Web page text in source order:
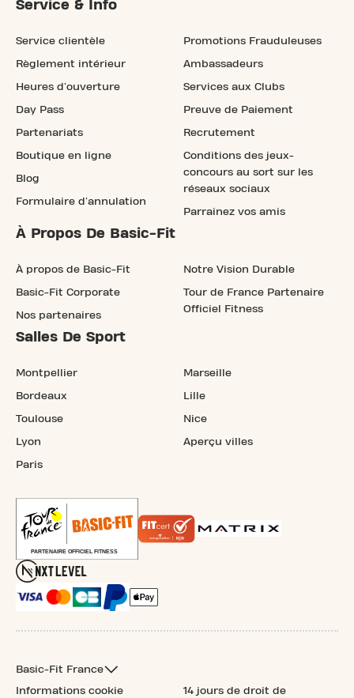
Service & Info
Service clientèle
Règlement intérieur
Heures d'ouverture
Day Pass
Partenariats
Boutique en ligne
Blog
Formulaire d'annulation
Promotions Frauduleuses
Ambassadeurs
Services aux Clubs
Preuve de Paiement
Recrutement
Conditions des jeux-
concours au sort sur les
réseaux sociaux
Parrainez vos amis
À Propos De Basic-Fit
À propos de Basic-Fit
Basic-Fit Corporate
Nos partenaires
Notre Vision Durable
Tour de France Partenaire
Officiel Fitness
Salles De Sport
Montpellier
Bordeaux
Toulouse
Lyon
Paris
Marseille
Lille
Nice
Aperçu villes
Basic-Fit France
Informations cookie
14 jours de droit de